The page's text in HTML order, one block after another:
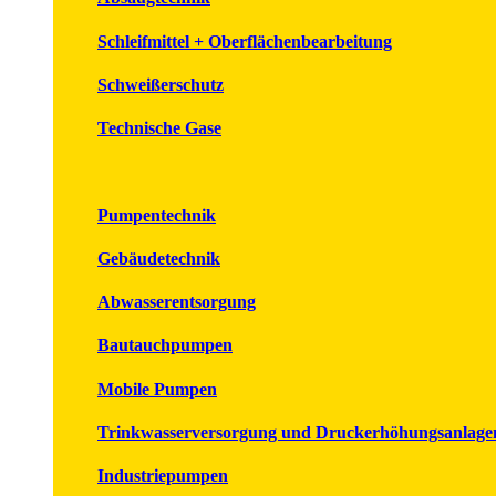
Schleifmittel + Oberflächenbearbeitung
Schweißerschutz
Technische Gase
Pumpentechnik
Gebäudetechnik
Abwasserentsorgung
Bautauchpumpen
Mobile Pumpen
Trinkwasserversorgung und
Industriepumpen